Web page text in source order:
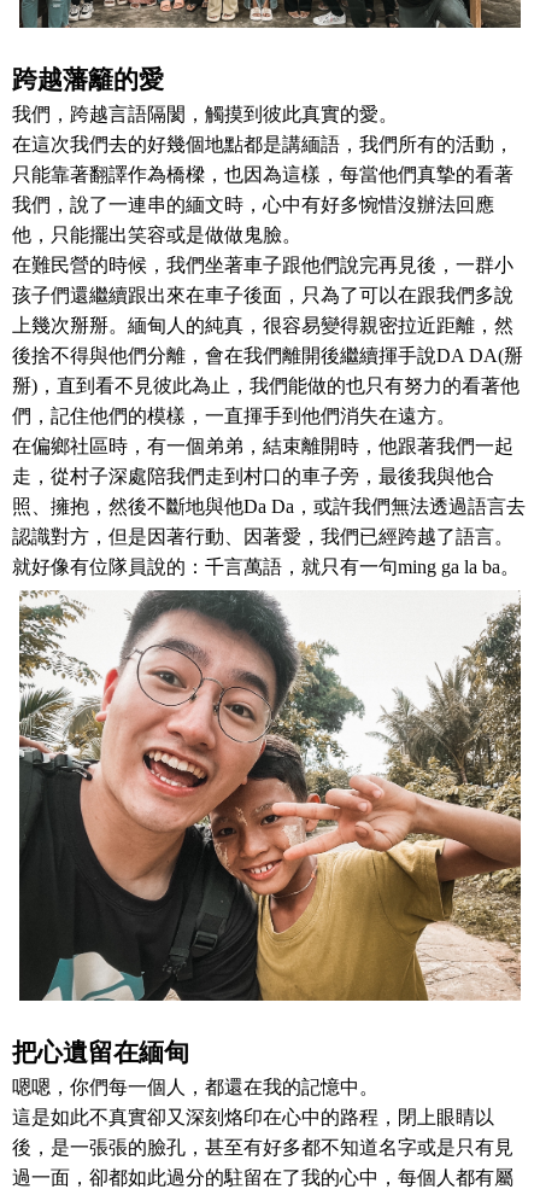
跨越藩籬的愛
我們，跨越言語隔閡，觸摸到彼此真實的愛。
在這次我們去的好幾個地點都是講緬語，我們所有的活動，
只能靠著翻譯作為橋樑，也因為這樣，每當他們真摯的看著
我們，說了一連串的緬文時，心中有好多惋惜沒辦法回應
他，只能擺出笑容或是做做鬼臉。
在難民營的時候，我們坐著車子跟他們說完再見後，一群小
孩子們還繼續跟出來在車子後面，只為了可以在跟我們多說
上幾次掰掰。緬甸人的純真，很容易變得親密拉近距離，然
後捨不得與他們分離，會在我們離開後繼續揮手說DA DA(掰
掰) ，直到看不見彼此為止，我們能做的也只有努力的看著他
們，記住他們的模樣，一直揮手到他們消失在遠方。
在偏鄉社區時，有一個弟弟，結束離開時，他跟著我們一起
走，從村子深處陪我們走到村口的車子旁，最後我與他合
照、擁抱，然後不斷地與他Da Da ，或許我們無法透過語言去
認識對方，但是因著行動、因著愛，我們已經跨越了語言。
就好像有位隊員說的：千言萬語，就只有一句ming ga la ba。
把心遺留在緬甸
嗯嗯，你們每一個人，都還在我的記憶中。
這是如此不真實卻又深刻烙印在心中的路程，閉上眼睛以
後，是一張張的臉孔，甚至有好多都不知道名字或是只有見
過一面，卻都如此過分的駐留在了我的心中，每個人都有屬